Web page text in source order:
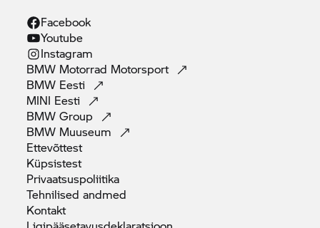
Facebook
Youtube
Instagram
BMW Motorrad Motorsport
BMW Eesti
MINI Eesti
BMWGroup
BMW Muuseum
Ettevõttest
Küpsistest
Privaatsuspoliitika
Tehnilisedandmed
Kontakt